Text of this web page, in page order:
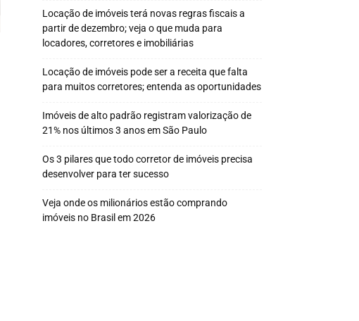
Locação de imóveis terá novas regras fiscais a
partir de dezembro; veja o que muda para
locadores, corretores e imobiliárias
Locação de imóveis pode ser a receita que falta
para muitos corretores; entenda as oportunidades
Imóveis de alto padrão registram valorização de
21% nos últimos 3 anos em São Paulo
Os 3 pilares que todo corretor de imóveis precisa
desenvolver para ter sucesso
Veja onde os milionários estão comprando
imóveis no Brasil em 2026